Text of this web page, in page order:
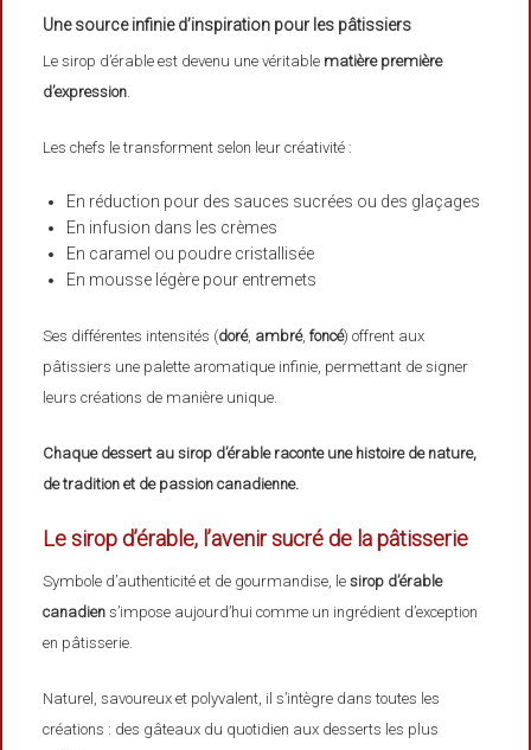
Une source infinie d’inspiration pour les pâtissiers
Le sirop d’érable est devenu une véritable matière première
d’expression.
Les chefs le transforment selon leur créativité :
En réduction pour des sauces sucrées ou des glaçages
En infusion dans les crèmes
En caramel ou poudre cristallisée
En mousse légère pour entremets
Ses différentes intensités (doré, ambré,foncé) offrent aux
pâtissiers une palette aromatique infinie, permettant de signer
leurs créations de manière unique.
Chaque dessert au sirop d’érable raconte une histoire de nature,
de tradition et de passion canadienne.
Le sirop d’érable, l’avenir sucré de la pâtisserie
Symbole d’authenticité et de gourmandise, lesirop d’érable
canadien s’impose aujourd’hui comme un ingrédient d’exception
en pâtisserie.
Naturel, savoureux et polyvalent, il s’intègre dans toutes les
créations : des gâteaux du quotidien aux desserts les plus